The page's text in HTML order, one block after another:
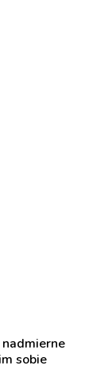
sobie